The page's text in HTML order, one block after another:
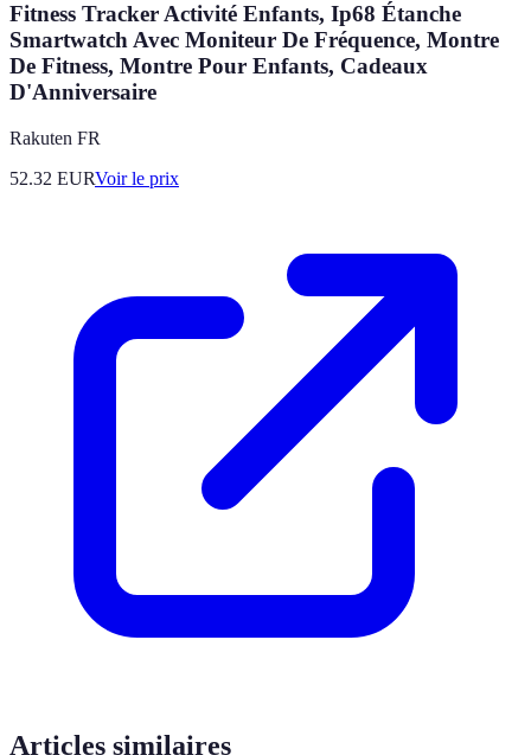
Fitness Tracker Activité Enfants, Ip68 Étanche
Smartwatch Avec Moniteur De Fréquence, Montre
De Fitness, Montre Pour Enfants, Cadeaux
D'Anniversaire
Rakuten FR
52.32 EURVoir le prix
Articles similaires